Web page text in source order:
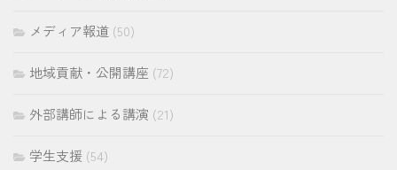
メディア報道 (50)
地域貢献・公開講座 (72)
外部講師による講演 (21)
学生支援 (54)